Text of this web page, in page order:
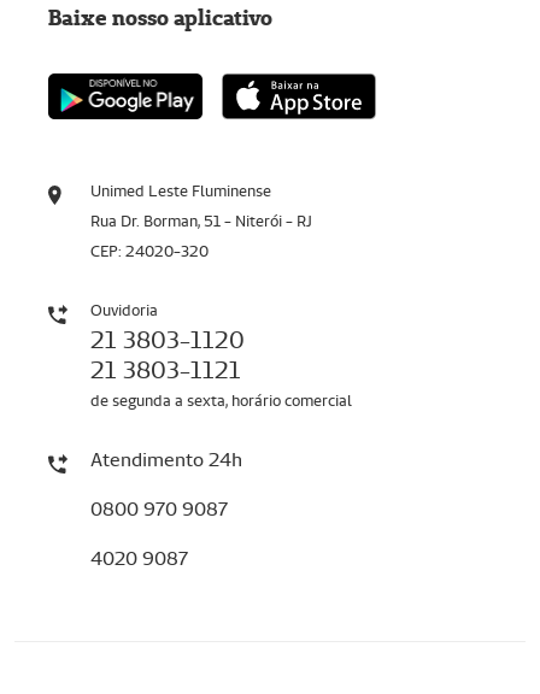
Unimed Leste Fluminense
Rua Dr. Borman, 51 - Niterói - RJ
CEP: 24020-320
Ouvidoria
21 3803-1120
21 3803-1121
de segunda a sexta, horário comercial
Atendimento 24h
0800 970 9087
4020 9087
Baixe nosso aplicativo